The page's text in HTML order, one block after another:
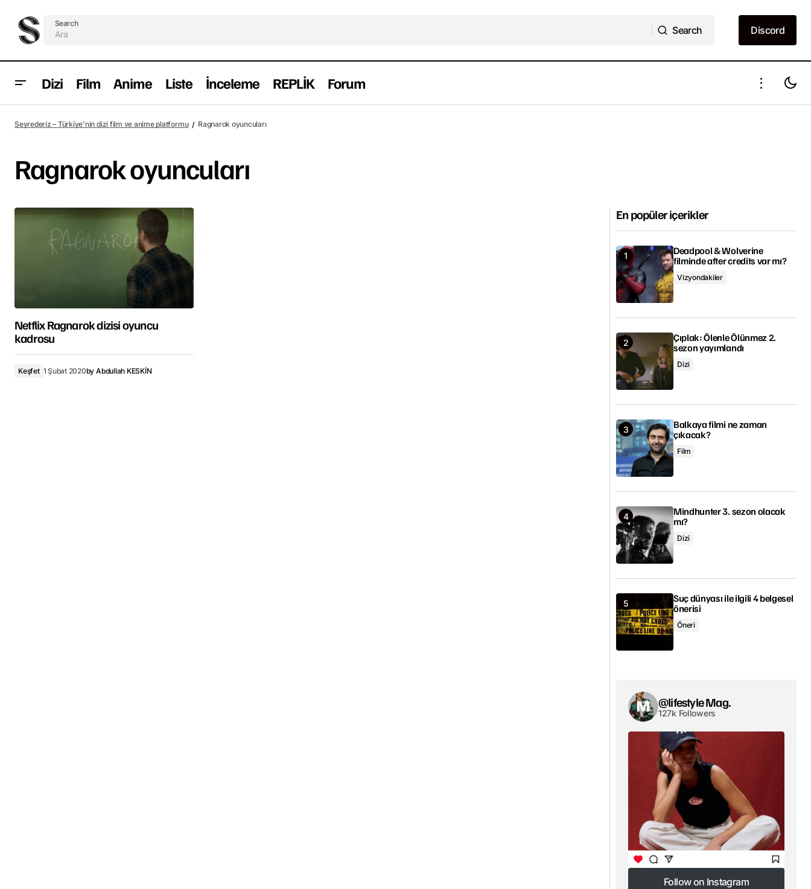
Search
Search
Discord
Discord
Dizi Film Anime Liste İnceleme REPLİK Forum
Seyrederiz – Türkiye'nin dizi film ve anime platformu Ragnarok oyuncuları
Ragnarok oyuncuları
Netflix Ragnarok dizisi oyuncu
kadrosu
Keşfet 1 Şubat 2020by Abdullah KESKİN
En popüler içerikler
Deadpool & Wolverine
filminde after credits var mı?
Vizyondakiler
Çıplak: Ölenle Ölünmez 2.
sezon yayımlandı
Dizi
Balkaya filmi ne zaman
çıkacak?
Film
Mindhunter 3. sezon olacak
mı?
Dizi
Suç dünyası ile ilgili 4 belgesel
önerisi
Öneri
@lifestyle Mag.
127k Followers
Follow on Instagram